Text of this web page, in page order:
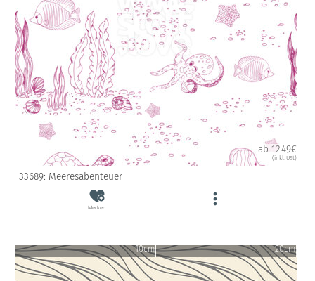
ab 12.49€
(inkl. USt)
33689: Meeresabenteuer
Merken
10cm 20cm